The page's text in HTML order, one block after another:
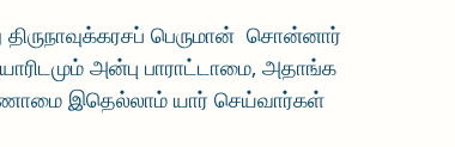
பெருமான்  சொன்னார்
அன்பு பாராட்டாமை, அதாங்க
இதெல்லாம் யார் செய்வார்கள்